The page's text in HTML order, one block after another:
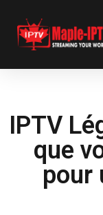
IPTV
que
pour